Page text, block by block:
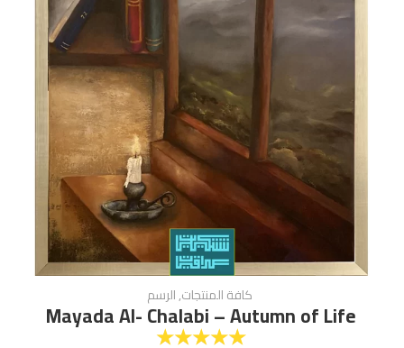
كافة المنتجات,الرسم
Mayada Al- Chalabi – Autumn of Life
☆
☆
☆
☆
☆